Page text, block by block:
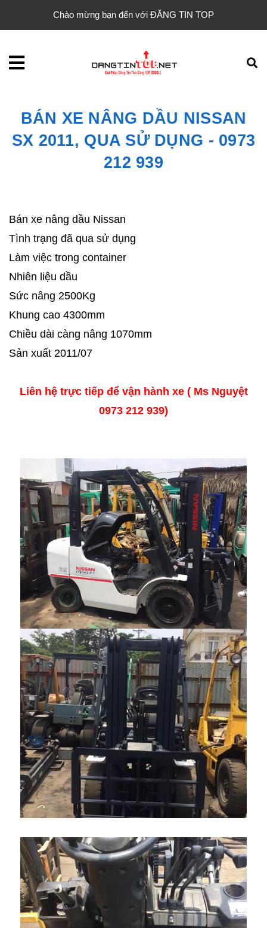
Chào mừng bạn đến với ĐĂNG TIN TOP
BÁN XE NÂNG DẦU NISSAN
SX 2011, QUA SỬ DỤNG - 0973
212 939
Bán xe nâng dầu Nissan
Tình trạng đã qua sử dụng
Làm việc trong container
Nhiên liệu dầu
Sức nâng 2500Kg
Khung cao 4300mm
Chiều dài càng nâng 1070mm
Sản xuất 2011/07
Liên hệ trực tiếp để vận hành xe ( Ms Nguyệt
0973 212 939)